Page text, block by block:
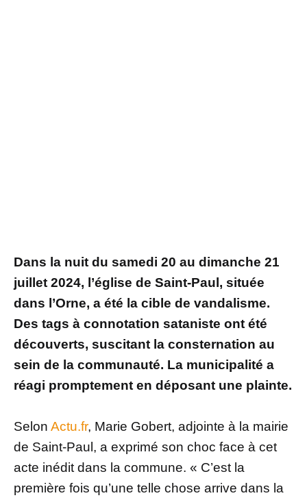
Dans la nuit du samedi 20 au dimanche 21
juillet 2024, l’église de Saint-Paul, située
dans l’Orne, a été la cible de vandalisme.
Des tags à connotation sataniste ont été
découverts, suscitant la consternation au
sein de la communauté. La municipalité a
réagi promptement en déposant une plainte.
Selon Actu.fr, Marie Gobert, adjointe à la mairie
de Saint-Paul, a exprimé son choc face à cet
acte inédit dans la commune. « C’est la
première fois qu’une telle chose arrive dans la